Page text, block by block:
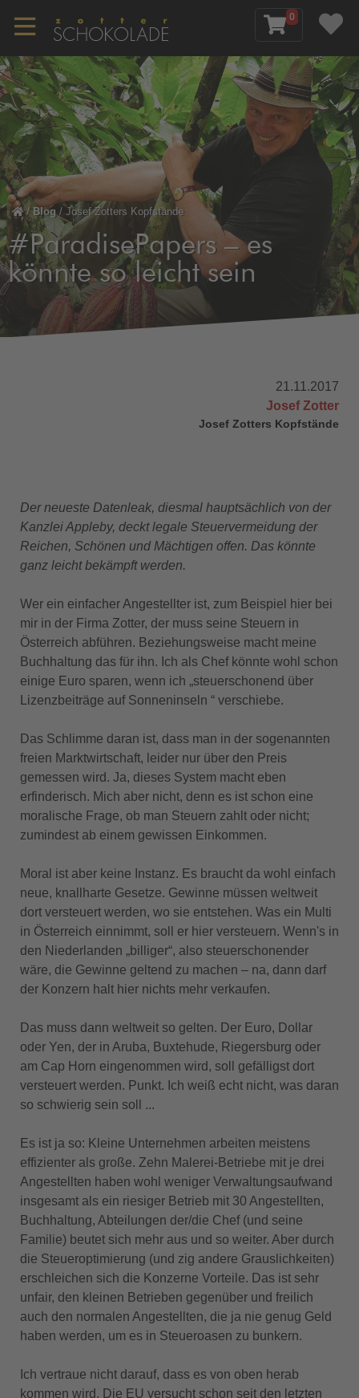
0
/ Blog / Josef Zotters Kopfstände
#ParadisePapers – es
könnte so leicht sein
21.11.2017
Josef Zotter
Josef Zotters Kopfstände
Der neueste Datenleak, diesmal hauptsächlich von der
Kanzlei Appleby, deckt legale Steuervermeidung der
Reichen, Schönen und Mächtigen offen. Das könnte
ganz leicht bekämpft werden.
Wer ein einfacher Angestellter ist, zum Beispiel hier bei
mir in der Firma Zotter, der muss seine Steuern in
Österreich abführen. Beziehungsweise macht meine
Buchhaltung das für ihn. Ich als Chef könnte wohl schon
einige Euro sparen, wenn ich „steuerschonend über
Lizenzbeiträge auf Sonneninseln “ verschiebe.
Das Schlimme daran ist, dass man in der sogenannten
freien Marktwirtschaft, leider nur über den Preis
gemessen wird. Ja, dieses System macht eben
erfinderisch. Mich aber nicht, denn es ist schon eine
moralische Frage, ob man Steuern zahlt oder nicht;
zumindest ab einem gewissen Einkommen.
Moral ist aber keine Instanz. Es braucht da wohl einfach
neue, knallharte Gesetze. Gewinne müssen weltweit
dort versteuert werden, wo sie entstehen. Was ein Multi
in Österreich einnimmt, soll er hier versteuern. Wenn's in
den Niederlanden „billiger“, also steuerschonender
wäre, die Gewinne geltend zu machen – na, dann darf
der Konzern halt hier nichts mehr verkaufen.
Das muss dann weltweit so gelten. Der Euro, Dollar
oder Yen, der in Aruba, Buxtehude, Riegersburg oder
am Cap Horn eingenommen wird, soll gefälligst dort
versteuert werden. Punkt. Ich weiß echt nicht, was daran
so schwierig sein soll ...
Es ist ja so: Kleine Unternehmen arbeiten meistens
effizienter als große. Zehn Malerei-Betriebe mit je drei
Angestellten haben wohl weniger Verwaltungsaufwand
insgesamt als ein riesiger Betrieb mit 30 Angestellten,
Buchhaltung, Abteilungen der/die Chef (und seine
Familie) beutet sich mehr aus und so weiter. Aber durch
die Steueroptimierung (und zig andere Grauslichkeiten)
erschleichen sich die Konzerne Vorteile. Das ist sehr
unfair, den kleinen Betrieben gegenüber und freilich
auch den normalen Angestellten, die ja nie genug Geld
haben werden, um es in Steueroasen zu bunkern.
Ich vertraue nicht darauf, dass es von oben herab
kommen wird. Die EU versucht schon seit den letzten